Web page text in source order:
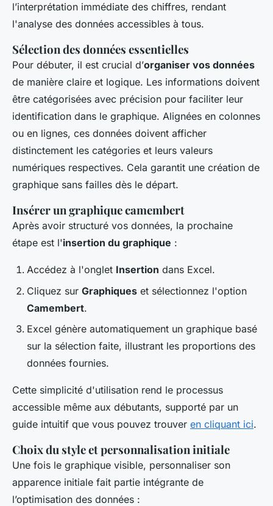
l’interprétation immédiate des chiffres, rendant
l'analyse des données accessibles à tous.
Sélection des données essentielles
Pour débuter, il est crucial d’organiser vos données
de manière claire et logique. Les informations doivent
être catégorisées avec précision pour faciliter leur
identification dans le graphique. Alignées en colonnes
ou en lignes, ces données doivent afficher
distinctement les catégories et leurs valeurs
numériques respectives. Cela garantit une création de
graphique sans failles dès le départ.
Insérer un graphique camembert
Après avoir structuré vos données, la prochaine
étape est l'insertion du graphique :
Accédez à l'onglet Insertion dans Excel.
Cliquez sur Graphiques et sélectionnez l'option
Camembert.
Excel génère automatiquement un graphique basé
sur la sélection faite, illustrant les proportions des
données fournies.
Cette simplicité d'utilisation rend le processus
accessible même aux débutants, supporté par un
guide intuitif que vous pouvez trouver en cliquant ici.
Choix du style et personnalisation initiale
Une fois le graphique visible, personnaliser son
apparence initiale fait partie intégrante de
l’optimisation des données :